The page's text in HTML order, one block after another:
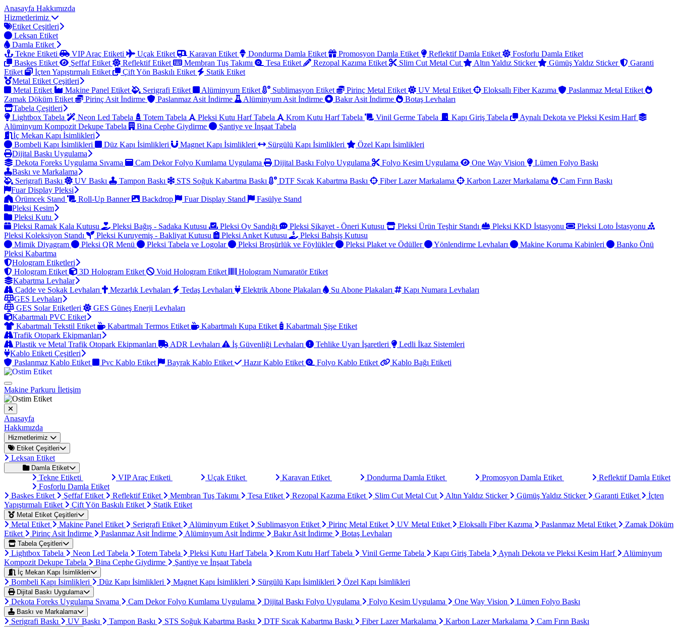
Anasayfa Hakkımızda
Hizmetlerimiz
Etiket Çeşitleri
Leksan Etiket
Damla Etiket
Tekne Etiketi
VIP Araç Etiketi Uçak Etiket Karavan Etiket Dondurma Damla Etiket Promosyon Damla Etiket Reflektif Damla Etiket
Fosforlu Damla Etiket
Baskes Etiket
Şeffaf Etiket Reflektif Etiket Membran Tuş Takımı Tesa Etiket Rezopal Kazıma Etiket Slim Cut Metal Cut Altın Yaldız Sticker Gümüş Yaldız Sticker
Garanti
Etiket
İçten Yapıştırmalı Etiket Çift Yön Baskılı Etiket
Statik Etiket
Metal Etiket Çeşitleri
Metal Etiket
Makine Panel Etiket Serigrafi Etiket Alüminyum Etiket Sublimasyon Etiket Pirinç Metal Etiket UV Metal Etiket Eloksallı Fiber Kazıma
Paslanmaz Metal Etiket
Zamak Döküm Etiket
Pirinç Asit İndirme Paslanmaz Asit İndirme Alüminyum Asit İndirme Bakır Asit İndirme
Botaş Levhaları
Tabela Çeşitleri
Lightbox Tabela
Neon Led Tabela Totem Tabela Pleksi Kutu Harf Tabela Krom Kutu Harf Tabela Vinil Germe Tabela Kapı Giriş Tabela
Aynalı Dekota ve Pleksi Kesim Harf
Alüminyum Kompozit Dekupe Tabela
Bina Cephe Giydirme
Şantiye ve İnşaat Tabela
İç Mekan Kapı İsimlikleri
Bombeli Kapı İsimlikleri
Düz Kapı İsimlikleri Magnet Kapı İsimlikleri Sürgülü Kapı İsimlikleri
Özel Kapı İsimlikleri
Dijital Baskı Uygulama
Dekota Foreks Uygulama Sıvama
Cam Dekor Folyo Kumlama Uygulama Dijital Baskı Folyo Uygulama Folyo Kesim Uygulama One Way Vision
Lümen Folyo Baskı
Baskı ve Markalama
Serigrafi Baskı
UV Baskı Tampon Baskı STS Soğuk Kabartma Baskı DTF Sıcak Kabartma Baskı Fiber Lazer Markalama Karbon Lazer Markalama
Cam Fırın Baskı
Fuar Display Pleksi
Örümcek Stand
Roll-Up Banner Backdrop Fuar Display Stand
Fasülye Stand
Pleksi Kesim
Pleksi Kutu
Pleksi Ramak Kala Kutusu
Pleksi Bağış - Sadaka Kutusu Pleksi Oy Sandığı Pleksi Şikayet - Öneri Kutusu Pleksi Ürün Teşhir Standı Pleksi KKD İstasyonu
Pleksi Loto İstasyonu
Pleksi Koleksiyon Standı
Pleksi Kuruyemiş - Bakliyat Kutusu Pleksi Anket Kutusu
Pleksi Bahşiş Kutusu
Mimik Diyagram
Pleksi QR Menü Pleksi Tabela ve Logolar Pleksi Broşürlük ve Föylükler Pleksi Plaket ve Ödüller Yönlendirme Levhaları Makine Koruma Kabinleri
Banko Önü
Pleksi Kabartma
Hologram Etiketleri
Hologram Etiket
3D Hologram Etiket Void Hologram Etiket
Hologram Numaratör Etiket
Kabartma Levhalar
Cadde ve Sokak Levhaları
Mezarlık Levhaları Tedaş Levhaları Elektrik Abone Plakaları Su Abone Plakaları
Kapı Numara Levhaları
GES Levhaları
GES Solar Etiketleri
GES Güneş Enerji Levhaları
Kabartmalı PVC Etiket
Kabartmalı Tekstil Etiket
Kabartmalı Termos Etiket Kabartmalı Kupa Etiket
Kabartmalı Şişe Etiket
Trafik Otopark Ekipmanları
Plastik ve Metal Trafik Otopark Ekipmanları
ADR Levhaları İş Güvenliği Levhaları Tehlike Uyarı İşaretleri
Ledli İkaz Sistemleri
Kablo Etiketi Çeşitleri
Paslanmaz Kablo Etiket
Pvc Kablo Etiket Bayrak Kablo Etiket Hazır Kablo Etiket Folyo Kablo Etiket Kablo Bağı Etiketi
Makine Parkuru İletişim
Anasayfa
Hakkımızda
Hizmetlerimiz
Etiket Çeşitleri
Leksan Etiket
Damla Etiket
Tekne Etiketi VIP Araç Etiketi Uçak Etiket Karavan Etiket Dondurma Damla Etiket Promosyon Damla Etiket
Reflektif Damla Etiket
Fosforlu Damla Etiket
Baskes Etiket
Şeffaf Etiket Reflektif Etiket Membran Tuş Takımı Tesa Etiket Rezopal Kazıma Etiket Slim Cut Metal Cut Altın Yaldız Sticker Gümüş Yaldız Sticker Garanti Etiket
İçten
Yapıştırmalı Etiket
Çift Yön Baskılı Etiket Statik Etiket
Metal Etiket Çeşitleri
Metal Etiket Makine Panel Etiket Serigrafi Etiket Alüminyum Etiket Sublimasyon Etiket Pirinç Metal Etiket UV Metal Etiket Eloksallı Fiber Kazıma Paslanmaz Metal Etiket
Zamak Döküm
Etiket
Pirinç Asit İndirme Paslanmaz Asit İndirme Alüminyum Asit İndirme Bakır Asit İndirme Botaş Levhaları
Tabela Çeşitleri
Lightbox Tabela Neon Led Tabela Totem Tabela Pleksi Kutu Harf Tabela Krom Kutu Harf Tabela Vinil Germe Tabela Kapı Giriş Tabela Aynalı Dekota ve Pleksi Kesim Harf
Alüminyum
Kompozit Dekupe Tabela
Bina Cephe Giydirme Şantiye ve İnşaat Tabela
İç Mekan Kapı İsimlikleri
Bombeli Kapı İsimlikleri Düz Kapı İsimlikleri Magnet Kapı İsimlikleri Sürgülü Kapı İsimlikleri Özel Kapı İsimlikleri
Dijital Baskı Uygulama
Dekota Foreks Uygulama Sıvama Cam Dekor Folyo Kumlama Uygulama Dijital Baskı Folyo Uygulama Folyo Kesim Uygulama One Way Vision Lümen Folyo Baskı
Baskı ve Markalama
Serigrafi Baskı UV Baskı Tampon Baskı STS Soğuk Kabartma Baskı DTF Sıcak Kabartma Baskı Fiber Lazer Markalama Karbon Lazer Markalama Cam Fırın Baskı